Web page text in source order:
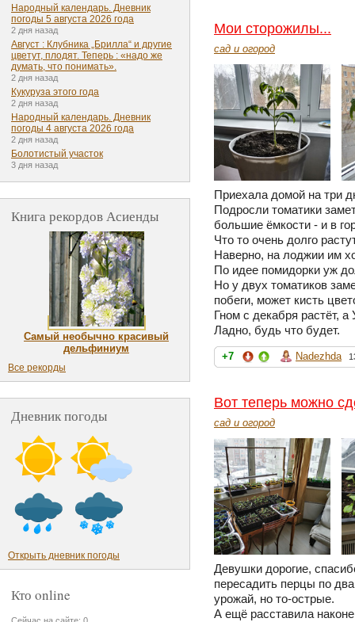
Мои сторожилы...
сад и огород
Приехала домой на три
Подросли томатики
большие ёмкости - и в
Что то очень долго
Наверно, на лоджии им
По идее помидорки уж
Но у двух томатиков
побеги, может кисть
Гном с декабря растёт,
Ладно, будь что будет.
+7 Nadezhda
Вот теперь можно
сад и огород
Девушки дорогие,
пересадить перцы по
урожай, но то-острые.
А ещё расставила
Народный календарь. Дневник
погоды 5 августа 2026 года
2 дня назад
Август : Клубника „Брилла“ и другие
цветут, плодят. Теперь : «надо же
думать, что понимать».
2 дня назад
Кукуруза этого года
2 дня назад
Народный календарь. Дневник
погоды 4 августа 2026 года
2 дня назад
Болотистый участок
3 дня назад
Книга рекордов Асиенды
Самый необычно красивый
дельфиниум
Все рекорды
Дневник погоды
Открыть дневник погоды
Кто online